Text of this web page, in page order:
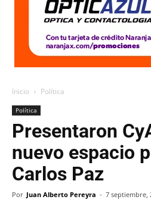
Inicio Política
Política
Presentaron
nuevo espacio
Carlos Paz
Por Juan Alberto Pereyra - 7 septiembre,